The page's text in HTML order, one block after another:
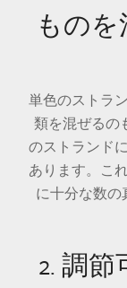
もの
単色のストラ
類を混ぜるの
のストランド
あります。こ
に十分な数の
2. 調